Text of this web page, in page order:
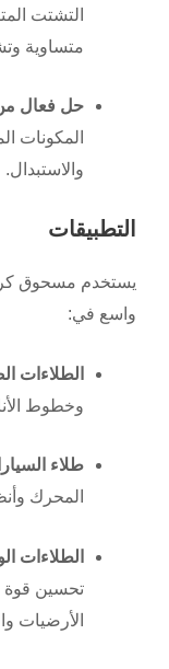
التشتت
متساوية
حل فعال
المكونات
والاستبدال.
التطبيقات
واسع في:
الطلاءات
وخطوط
طلاء
المحرك
الطلاءات
تحسين قوة
الأرضيات